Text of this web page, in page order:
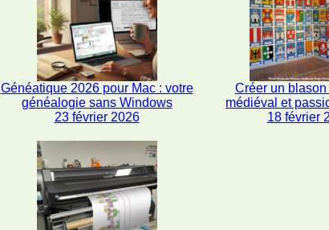
Généatique 2026 pour Mac : votre
généalogie sans Windows
23 février 2026
Créer un blason
médiéval et
18 février